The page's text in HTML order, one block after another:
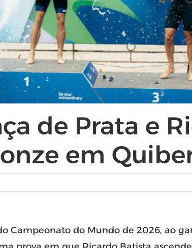
de Prata e
em
Campeonato do Mundo de 2026, ao